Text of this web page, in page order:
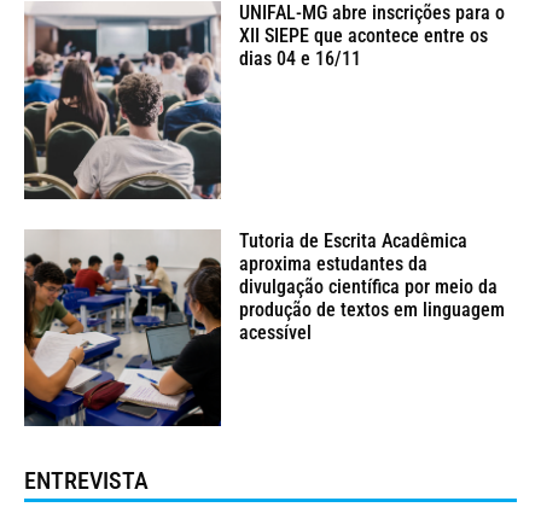
UNIFAL-MG abre inscrições para o
XII SIEPE que acontece entre os
dias 04 e 16/11
Tutoria de Escrita Acadêmica
aproxima estudantes da
divulgação científica por meio da
produção de textos em linguagem
acessível
ENTREVISTA